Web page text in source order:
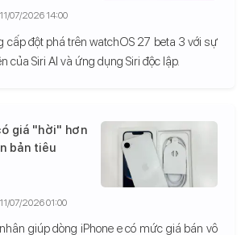
cấp đột phá trên watchOS 27 beta 3 với sự
của Siri AI và ứng dụng Siri độc lập.
11/07/2026 14:00
giá "hời" hơn
bản tiêu
giúp dòng iPhone e có mức giá bán vô
11/07/2026 01:00